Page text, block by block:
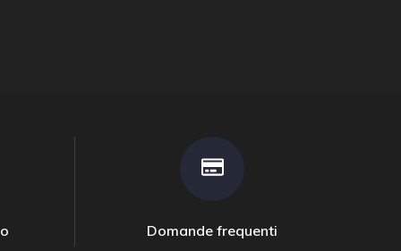
Domande frequenti